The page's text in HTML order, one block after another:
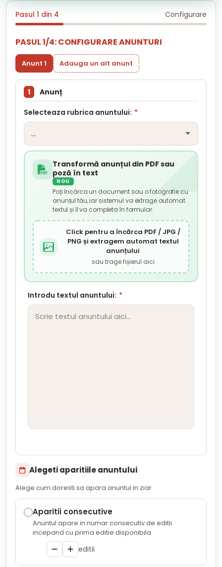
Pasul 1 din 4 Configurare
PASUL 1/4: CONFIGURARE ANUNTURI
Anunt 1 Adauga un alt anunt
1 Anunț
Selecteaza rubrica anuntului: *
Transformă anunțul din PDF sau
poză în text
NOU
Poți încărca un document sau o fotografie cu
anunțul tău, iar sistemul va extrage automat
textul și îl va completa în formular.
Click pentru a încărca PDF / JPG /
PNG și extragem automat textul
anunțului
sau trage fișierul aici
Introdu textul anuntului: *
Alegeti aparitiile anuntului
Alege cum doresti sa apara anuntul in ziar
Aparitii consecutive
Anuntul apare in numar consecutiv de editii
incepand cu prima editie disponibila
editii